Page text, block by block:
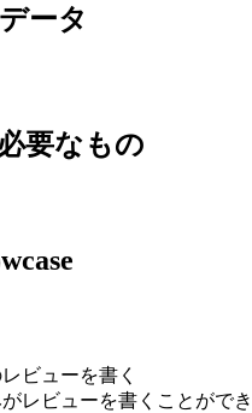
ータ
要なもの
ビューを書く
レビューを書くことがで